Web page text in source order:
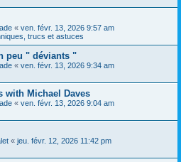
« ven. févr. 13, 2026 9:57 am
trucs et astuces
peu " déviants "
« ven. févr. 13, 2026 9:34 am
with Michael Daves
« ven. févr. 13, 2026 9:04 am
« jeu. févr. 12, 2026 11:42 pm